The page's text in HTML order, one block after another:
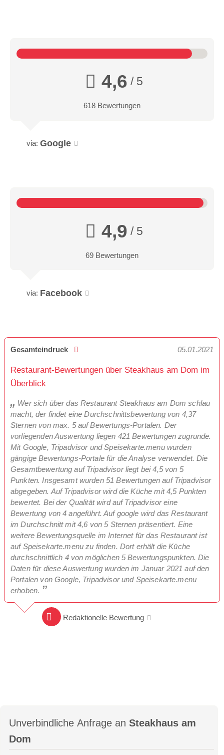
4,6 / 5
618 Bewertungen
via: Google
4,9 / 5
69 Bewertungen
via: Facebook
Gesamteindruck 05.01.2021
Restaurant-Bewertungen über Steakhaus am Dom im
Überblick
Wer sich über das Restaurant Steakhaus am Dom schlau
macht, der findet eine Durchschnittsbewertung von 4,37
Sternen von max. 5 auf Bewertungs-Portalen. Der
vorliegenden Auswertung liegen 421 Bewertungen zugrunde.
Mit Google, Tripadvisor und Speisekarte.menu wurden
gängige Bewertungs-Portale für die Analyse verwendet. Die
Gesamtbewertung auf Tripadvisor liegt bei 4,5 von 5
Punkten. Insgesamt wurden 51 Bewertungen auf Tripadvisor
abgegeben. Auf Tripadvisor wird die Küche mit 4,5 Punkten
bewertet. Bei der Qualität wird auf Tripadvisor eine
Bewertung von 4 angeführt. Auf google wird das Restaurant
im Durchschnitt mit 4,6 von 5 Sternen präsentiert. Eine
weitere Bewertungsquelle im Internet für das Restaurant ist
auf Speisekarte.menu zu finden. Dort erhält die Küche
durchschnittlich 4 von möglichen 5 Bewertungspunkten. Die
Daten für diese Auswertung wurden im Januar 2021 auf den
Portalen von Google, Tripadvisor und Speisekarte.menu
erhoben.
Redaktionelle Bewertung
Unverbindliche Anfrage an Steakhaus am
Dom